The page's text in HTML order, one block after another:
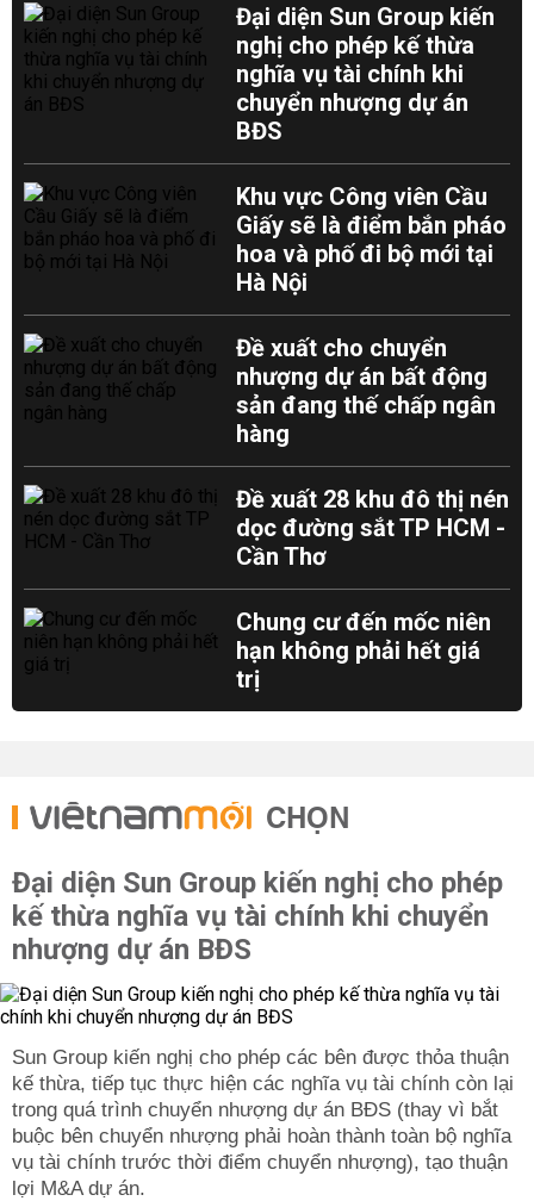
Đại diện Sun Group kiến
nghị cho phép kế thừa
nghĩa vụ tài chính khi
chuyển nhượng dự án
BĐS
Khu vực Công viên Cầu
Giấy sẽ là điểm bắn pháo
hoa và phố đi bộ mới tại
Hà Nội
Đề xuất cho chuyển
nhượng dự án bất động
sản đang thế chấp ngân
hàng
Đề xuất 28 khu đô thị nén
dọc đường sắt TP HCM -
Cần Thơ
Chung cư đến mốc niên
hạn không phải hết giá
trị
CHỌN
Đại diện Sun Group kiến nghị cho phép
kế thừa nghĩa vụ tài chính khi chuyển
nhượng dự án BĐS
Sun Group kiến nghị cho phép các bên được thỏa thuận
kế thừa, tiếp tục thực hiện các nghĩa vụ tài chính còn lại
trong quá trình chuyển nhượng dự án BĐS (thay vì bắt
buộc bên chuyển nhượng phải hoàn thành toàn bộ nghĩa
vụ tài chính trước thời điểm chuyển nhượng), tạo thuận
lợi M&A dự án.